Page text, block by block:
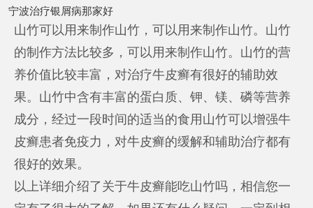
宁波治疗银屑病那家好
山竹可以用来制作山竹，可以用来制作山竹。山竹
的制作方法比较多，可以用来制作山竹。山竹的营
养价值比较丰富，对治疗牛皮癣有很好的辅助效
果。山竹中含有丰富的蛋白质、钾、镁、磷等营养
成分，经过一段时间的适当的食用山竹可以增强牛
皮癣患者免疫力，对牛皮癣的缓解和辅助治疗都有
很好的效果。
以上详细介绍了关于牛皮癣能吃山竹吗，相信您一